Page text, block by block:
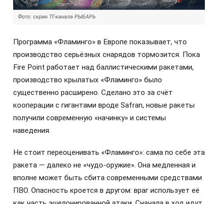
Фото: скрин ТГ-канала РЫБАРЬ
Программа «Фламинго» в Европе показывает, что
производство серьёзных снарядов тормозится. Пока
Fire Point работает над баллистическими ракетами,
производство крылатых «Фламинго» было
существенно расширено. Сделано это за счёт
кооперации с гигантами вроде Safran, новые ракеты
получили современную «начинку» и системы
наведения.
Не стоит переоценивать «Фламинго»: сама по себе эта
ракета — далеко не «чудо-оружие». Она медленная и
вполне может быть сбита современными средствами
ПВО. Опасность кроется в другом: враг использует её